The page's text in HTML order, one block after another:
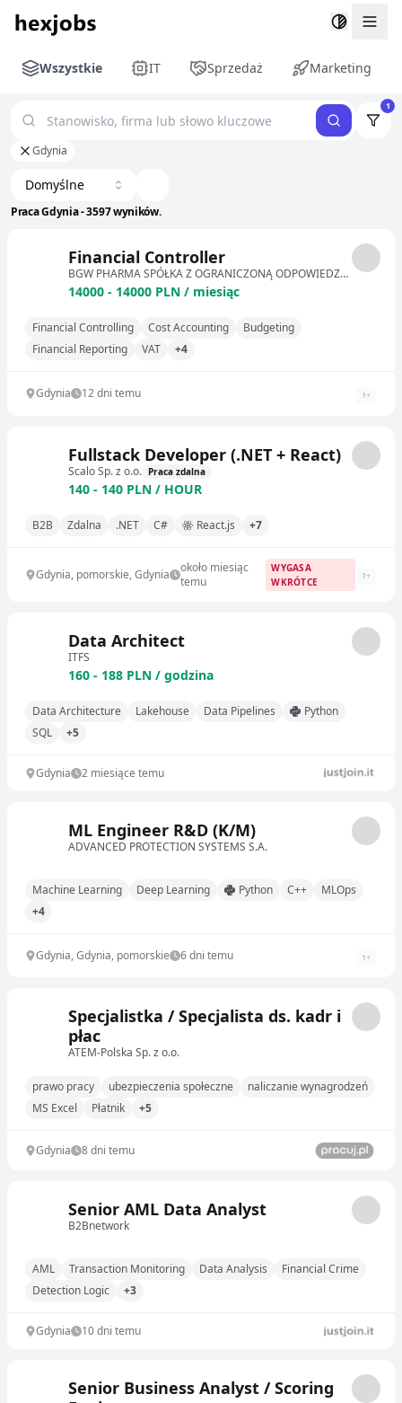
Wszystkie IT Sprzedaż Marketing
1
Gdynia
Praca Gdynia - 3597 wyników.
Domyślne
Financial Controller
BGW PHARMA SPÓŁKA Z OGRANICZONĄ ODPOWIEDZIALNOŚCIĄ
14000 - 14000 PLN / miesiąc
Financial Controlling Cost Accounting
Budgeting
Financial Reporting
VAT +4
Gdynia 12 dni temu 1+
Fullstack Developer (.NET + React)
Scalo Sp. z o.o. Praca zdalna
140 - 140 PLN / HOUR
B2B Zdalna .NET C# React.js +7
Gdynia, pomorskie, Gdynia
około miesiąc
temu
WYGASA
WKRÓTCE
1+
Data Architect
ITFS
160 - 188 PLN / godzina
Data Architecture Lakehouse Data Pipelines
Python
SQL
+5
Gdynia 2 miesiące temu
ML Engineer R&D (K/M)
ADVANCED PROTECTION SYSTEMS S.A.
Machine Learning Deep Learning Python C++
MLOps
+4
Gdynia, Gdynia, pomorskie 6 dni temu 1+
Specjalistka / Specjalista ds. kadr i
płac
ATEM-Polska Sp. z o.o.
prawo pracy ubezpieczenia społeczne
naliczanie wynagrodzeń
MS Excel
Płatnik +5
Gdynia 8 dni temu
Senior AML Data Analyst
B2Bnetwork
AML Transaction Monitoring Data Analysis
Financial Crime
Detection Logic
+3
Gdynia 10 dni temu
Senior Business Analyst / Scoring